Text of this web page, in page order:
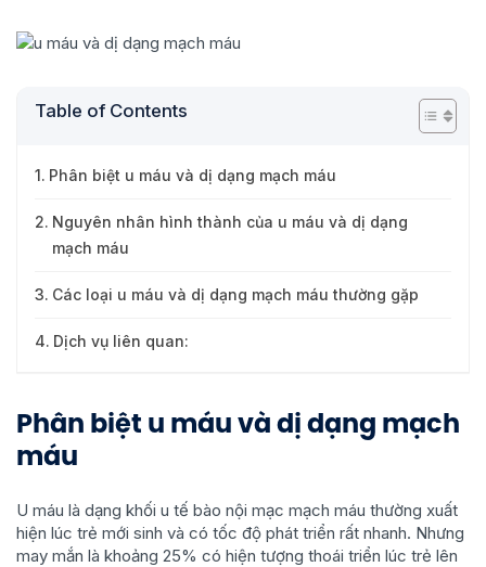
Table of Contents
Phân biệt u máu và dị dạng mạch máu
Nguyên nhân hình thành của u máu và dị dạng
mạch máu
Các loại u máu và dị dạng mạch máu thường gặp
Dịch vụ liên quan:
Phân biệt u máu và dị dạng mạch
máu
U máu là dạng khối u tế bào nội mạc mạch máu thường xuất
hiện lúc trẻ mới sinh và có tốc độ phát triển rất nhanh. Nhưng
may mắn là khoảng 25% có hiện tượng thoái triển lúc trẻ lên